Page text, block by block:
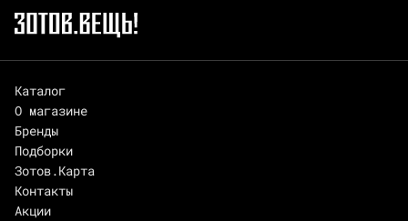
Каталог
О магазине
Бренды
Подборки
Зотов.Карта
Контакты
Акции